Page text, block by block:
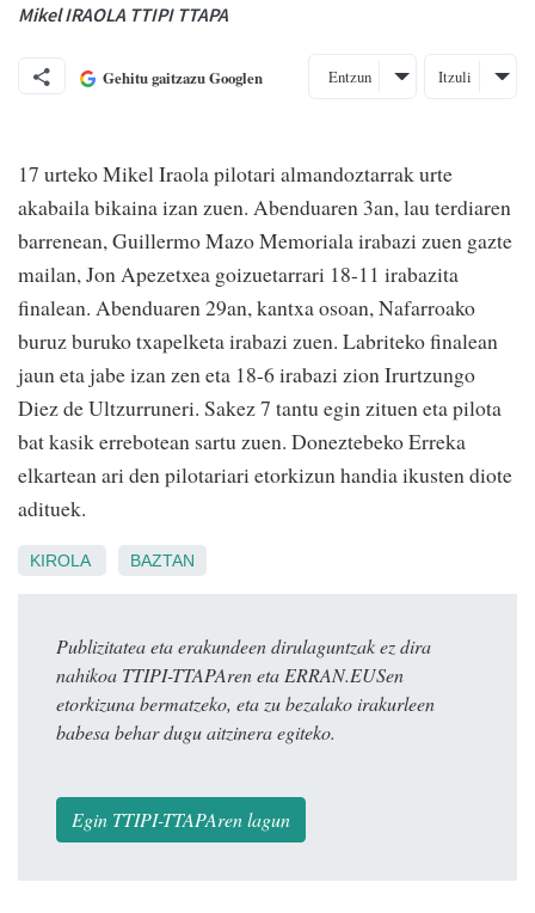
Mikel IRAOLA TTIPI TTAPA
Gehitu gaitzazu Googlen Entzun Itzuli
17 urteko Mikel Iraola pilotari almandoztarrak urte
akabaila bikaina izan zuen. Abenduaren 3an, lau terdiaren
barrenean, Guillermo Mazo Memoriala irabazi zuen gazte
mailan, Jon Apezetxea goizuetarrari 18-11 irabazita
finalean. Abenduaren 29an, kantxa osoan, Nafarroako
buruz buruko txapelketa irabazi zuen. Labriteko finalean
jaun eta jabe izan zen eta 18-6 irabazi zion Irurtzungo
Diez de Ultzurruneri. Sakez 7 tantu egin zituen eta pilota
bat kasik errebotean sartu zuen. Doneztebeko Erreka
elkartean ari den pilotariari etorkizun handia ikusten diote
adituek.
KIROLA BAZTAN
Publizitatea eta erakundeen dirulaguntzak ez dira
nahikoa TTIPI-TTAPAren eta ERRAN.EUSen
etorkizuna bermatzeko, eta zu bezalako irakurleen
babesa behar dugu aitzinera egiteko.
Egin TTIPI-TTAPAren lagun